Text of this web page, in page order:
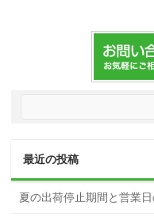
最近の投稿
夏の出荷停止期間と営業